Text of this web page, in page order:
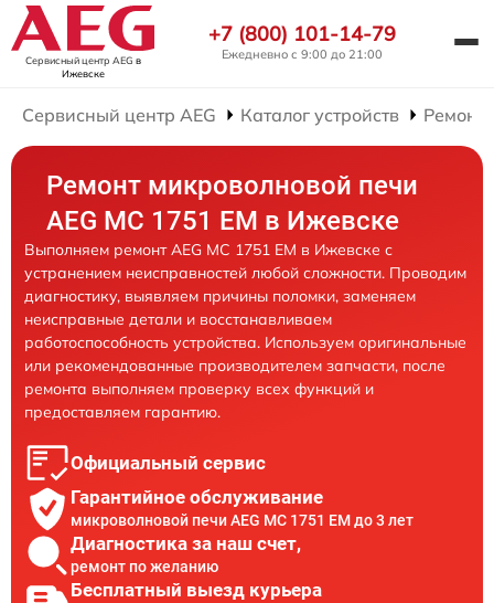
Сервисный центр AEG в
Ижевске
+7 (800) 101-14-79
Ежедневно с 9:00 до 21:00
Сервисный центр AEG Каталог устройств Ремонт
Ремонт микроволновой печи
AEG MC 1751 EM в Ижевске
Выполняем ремонт AEG MC 1751 EM в Ижевске с
устранением неисправностей любой сложности. Проводим
диагностику, выявляем причины поломки, заменяем
неисправные детали и восстанавливаем
работоспособность устройства. Используем оригинальные
или рекомендованные производителем запчасти, после
ремонта выполняем проверку всех функций и
предоставляем гарантию.
Официальный сервис
Гарантийное обслуживание
микроволновой печи AEG MC 1751 EM до 3 лет
Диагностика за наш счет,
ремонт по желанию
Бесплатный выезд курьера